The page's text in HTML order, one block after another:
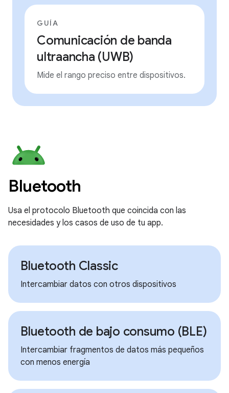
GUÍA
Comunicación de banda
ultraancha (UWB)
Mide el rango preciso entre dispositivos.
Bluetooth
Usa el protocolo Bluetooth que coincida con las
necesidades y los casos de uso de tu app.
Bluetooth Classic
Intercambiar datos con otros dispositivos
Bluetooth de bajo consumo (BLE)
Intercambiar fragmentos de datos más pequeños
con menos energía